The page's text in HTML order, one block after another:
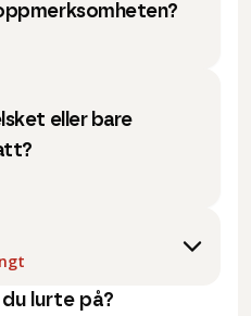
eller bare
lurte på?